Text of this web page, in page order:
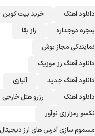
دانلود اهنگ
خرید بیت کوین
پنجره دوجداره
راز بقا
نمایندگی مجاز بوش
دانلود آهنگ رز‌ موزیک
دانلود آهنگ جدید
آلپاری
دانلود اهنگ
رزرو هتل خارجی
نکسو رمزارزی نوآور
مسموم سازی آدرس های ارز دیجیتال